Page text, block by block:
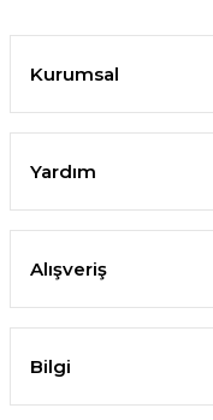
Kurumsal
Yardım
Alışveriş
Bilgi